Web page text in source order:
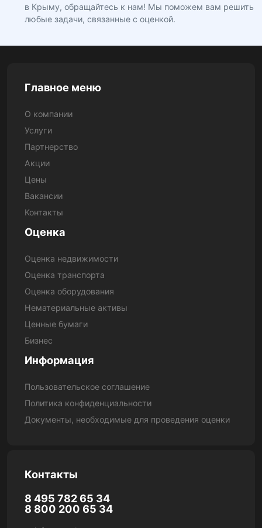
в Крыму, обращайтесь к нам! Мы поможем вам решить
любые задачи, связанные с оценкой.
Главное меню
О компании
Услуги
Партнерство
Акции
Цены
Вакансии
Контакты
Оценка
Оценка недвижимости
Оценка транспорта
Оценка оборудования
Нематериальные активы
Ценные бумаги
Бизнес
Информация
Пользовательское соглашение
Политика конфиденциальности
Документы, необходимые для проведения оценки
Контакты
8 495 782 65 34
8 800 200 65 34